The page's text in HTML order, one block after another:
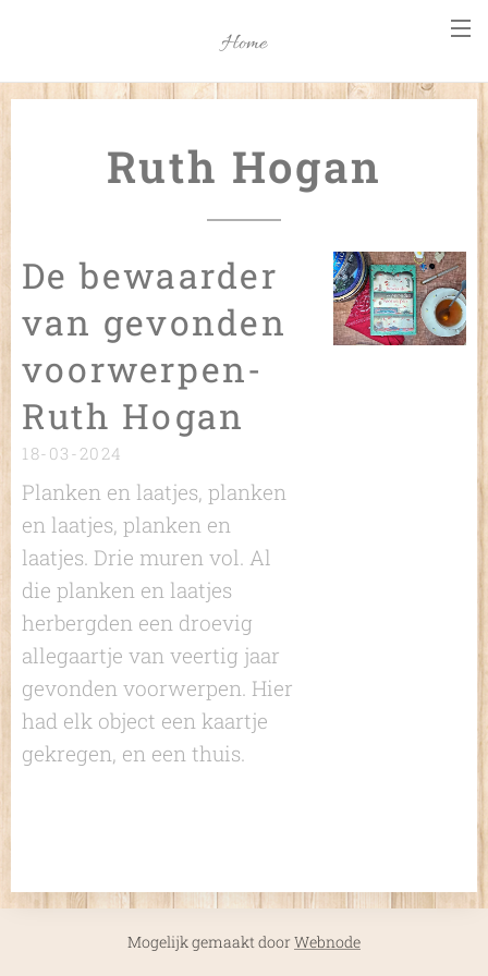
Home
Ruth Hogan
De bewaarder
van gevonden
voorwerpen-
Ruth Hogan
18-03-2024
Planken en laatjes, planken
en laatjes, planken en
laatjes. Drie muren vol. Al
die planken en laatjes
herbergden een droevig
allegaartje van veertig jaar
gevonden voorwerpen. Hier
had elk object een kaartje
gekregen, en een thuis.
Mogelijk gemaakt doorWebnode